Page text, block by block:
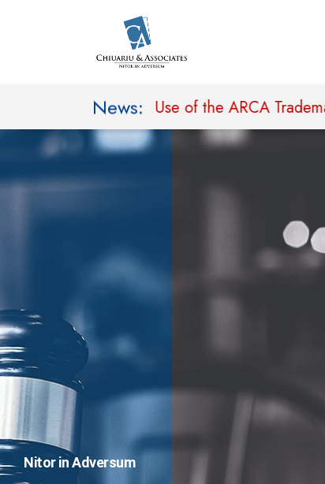
News:
to Prohibit Use of the ARCA Trademark
Nitor in Adversum